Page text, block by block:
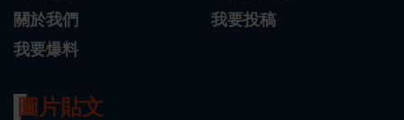
關於我們
我要投稿
我要爆料
圖片貼文